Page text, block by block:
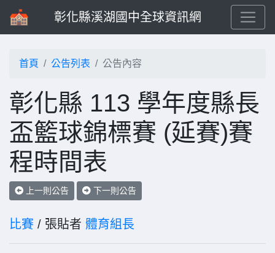
彰化縣溪湖國中全球資訊網
首頁 公告列表 公告內容
彰化縣 113 學年度縣長
盃籃球錦標賽 (延賽)賽
程時間表
上一則公告 下一則公告
比賽 / 張貼者 體育組長